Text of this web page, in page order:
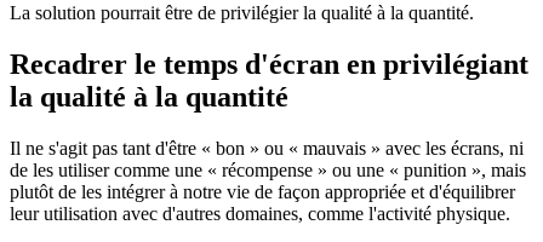
La solution pourrait être de privilégier la qualité à la quantité.
Recadrer le temps d'écran en privilégiant
la qualité à la quantité
Il ne s'agit pas tant d'être « bon » ou « mauvais » avec les écrans, ni
de les utiliser comme une « récompense » ou une « punition », mais
plutôt de les intégrer à notre vie de façon appropriée et d'équilibrer
leur utilisation avec d'autres domaines, comme l'activité physique.